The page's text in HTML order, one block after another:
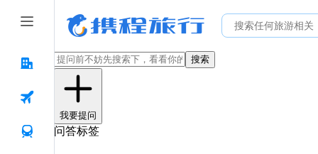
搜索
我要提问
问答标签